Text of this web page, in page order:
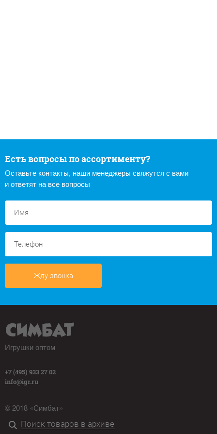
Есть вопросы по ассортименту?
Оставьте контакты, наши менеджеры свяжутся с вами
и ответят на все вопросы
Жду звонка
Игрушки оптом
+7 (495) 933 27 02
info@igr.ru
© 2018 «Симбат»